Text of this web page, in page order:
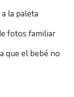
la paleta
fotos familiar
que el bebé no